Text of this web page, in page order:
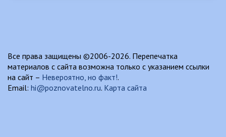
Все права защищены ©2006-2026. Перепечатка
материалов с сайта возможна только с указанием ссылки
на сайт – Невероятно, но факт!.
Email: hi@poznovatelno.ru. Карта сайта